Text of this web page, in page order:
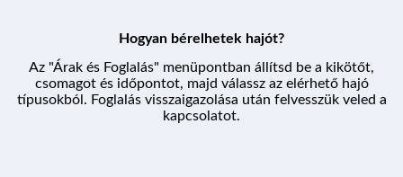
Hogyan bérelhetek hajót?
Az "Árak és Foglalás" menüpontban állítsd be a kikötőt,
csomagot és időpontot, majd válassz az elérhető hajó
típusokból. Foglalás visszaigazolása után felvesszük veled a
kapcsolatot.